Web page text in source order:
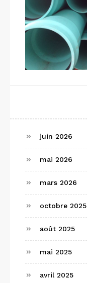
juin 2026
mai 2026
mars 2026
octobre 2025
août 2025
mai 2025
avril 2025